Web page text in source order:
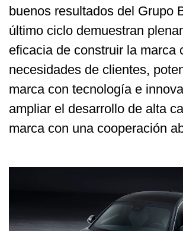
buenos resultados del Grupo
último ciclo demuestran
eficacia de construir la marca
necesidades de clientes,
marca con tecnología e
ampliar el desarrollo de alta
marca con una cooperación